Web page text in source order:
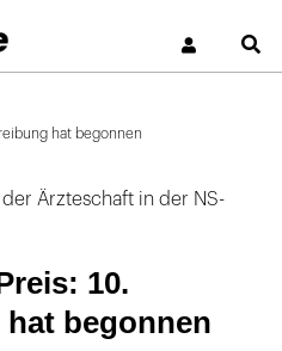
hat begonnen
Ärzteschaft in der NS-
10.
begonnen